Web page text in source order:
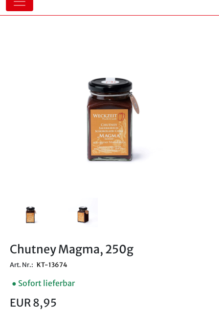
Chutney Magma, 250g
Art. Nr.: KT-13674
● Sofort lieferbar
EUR 8,95